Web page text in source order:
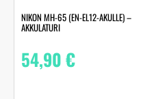
NIKON MH-65 (EN-EL12-AKULLE) –
AKKULATURI
54,90€